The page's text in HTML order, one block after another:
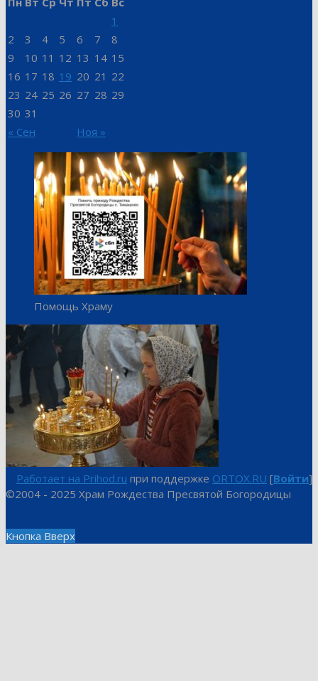
« Сен Ноя »
1
2
3 4 5 6 7
8
9
10 11 12 13 14 15
16 17 18 19 20 21 22
23 24 25 26 27 28 29
30 31
Помощь Храму
Работает на Prihod.ru при поддержке ORTOX.RU [Войти]
©2004 - 2025 Храм Рождества Пресвятой Богородицы
Кнопка Вверх